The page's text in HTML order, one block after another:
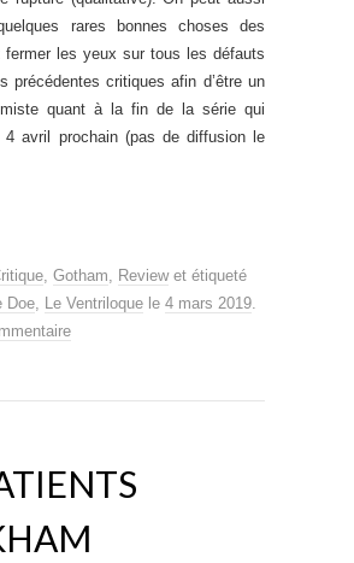
rares bonnes choses des
fermer les yeux sur tous les défauts
précédentes critiques afin d’être un
quant à la fin de la série qui
4 avril prochain (pas de diffusion le
Gotham Reviewet étiqueté
Doe Le Ventriloque le 4 mars 2019